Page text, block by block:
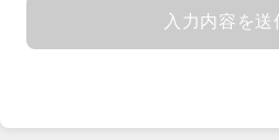
入力内容を送